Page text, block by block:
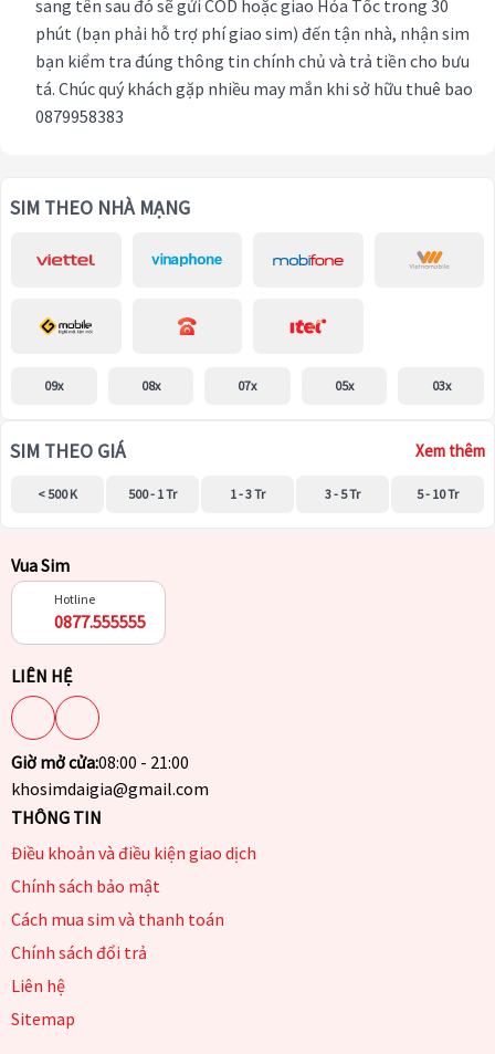
sang tên sau đó sẽ gửi COD hoặc giao Hỏa Tốc trong 30
phút (bạn phải hỗ trợ phí giao sim) đến tận nhà, nhận sim
bạn kiểm tra đúng thông tin chính chủ và trả tiền cho bưu
tá. Chúc quý khách gặp nhiều may mắn khi sở hữu thuê bao
0879958383
SIM THEO NHÀ MẠNG
09x 08x 07x 05x 03x
SIM THEO GIÁ Xem thêm
< 500 K 500 - 1 Tr 1 - 3 Tr 3 - 5 Tr 5 - 10 Tr
Vua Sim
Hotline
0877.555555
LIÊN HỆ
Giờ mở cửa:08:00 - 21:00
khosimdaigia@gmail.com
THÔNG TIN
Điều khoản và điều kiện giao dịch
Chính sách bảo mật
Cách mua sim và thanh toán
Chính sách đổi trả
Liên hệ
Sitemap